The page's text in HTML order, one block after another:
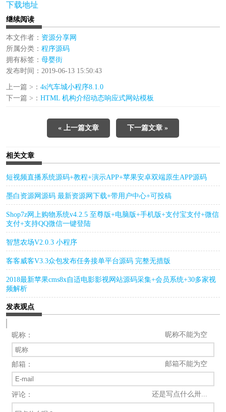
下载地址
继续阅读
本文作者： 资源分享网
所属分类： 程序源码
拥有标签： 母婴街
发布时间：2019-06-13 15:50:43
上一篇 >： 4s汽车城小程序8.1.0
下一篇 >： HTML 机构介绍动态响应式网站模板
« 上一篇文章 下一篇文章 »
相关文章
短视频直播系统源码+教程+演示APP+苹果安卓双端原生APP源码
墨白资源网源码 最新资源网下载+带用户中心+可投稿
Shop7z网上购物系统v4.2.5 至尊版+电脑版+手机版+支付宝支付+微信
支付+支持QQ微信一键登陆
智慧农场V2.0.3 小程序
客客威客V3.3众包发布任务接单平台源码 完整无措版
2018最新苹果cms8x自适电影影视网站源码采集+会员系统+30多家视
频解析
发表观点
昵称： 昵称不能为空
邮箱： 邮箱不能为空
评论： 还是写点什么卅...